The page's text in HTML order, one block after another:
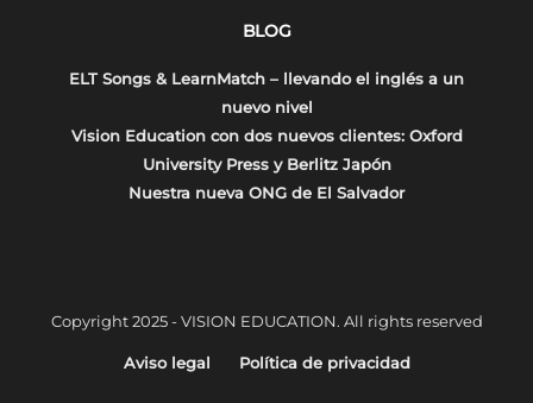
BLOG
ELT Songs & LearnMatch – llevando el inglés a un
nuevo nivel
Vision Education con dos nuevos clientes: Oxford
University Press y Berlitz Japón
Nuestra nueva ONG de El Salvador
Copyright 2025 - VISION EDUCATION. All rights reserved
Aviso legal Política de privacidad